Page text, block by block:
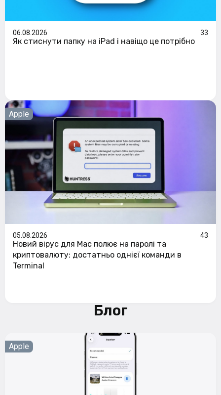
06.08.2026 33
Як стиснути папку на iPad і навіщо це потрібно
Apple
05.08.2026 43
Новий вірус для Mac полює на паролі та
криптовалюту: достатньо однієї команди в
Terminal
Блог
Apple